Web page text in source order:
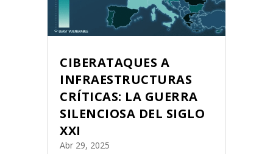
CIBERATAQUES A
INFRAESTRUCTURAS
CRÍTICAS: LA GUERRA
SILENCIOSA DEL SIGLO
XXI
Abr 29, 2025